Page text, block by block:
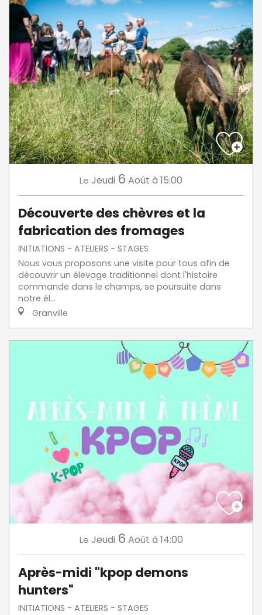
Le Jeudi 6 Août à 15:00
Découverte des chèvres et la
fabrication des fromages
INITIATIONS - ATELIERS - STAGES
Nous vous proposons une visite pour tous afin de
découvrir un élevage traditionnel dont l'histoire
commande dans le champs, se poursuite dans
notre él...
Granville
Le Jeudi 6 Août à 14:00
Après-midi "kpop demons
hunters"
INITIATIONS - ATELIERS - STAGES